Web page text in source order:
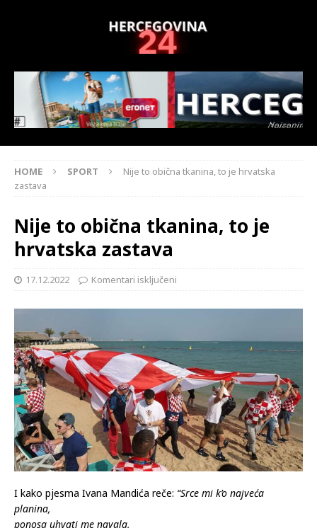
HOME SPORT
Nije to obična tkanina, to je hrvatska
zastava
Nije to obična tkanina, to je
hrvatska zastava
17.12.2022 Komentari isključeni
I kako pjesma Ivana Mandića reče: “Srce mi k’o najveća
planina,
ponosa uhvati me navala,